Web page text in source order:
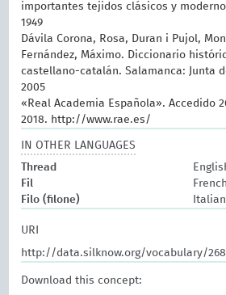
importantes tejidos clásicos y
1949
Dávila Corona, Rosa, Duran i Pujol,
Fernández, Máximo. Diccionario
castellano-catalán. Salamanca: Junta
2005
«Real Academia Española». Accedido
2018. http://www.rae.es/
IN OTHER LANGUAGES
Thread
Fil
French
Filo (filone)
Italian
URI
http://data.silknow.org/vocabulary/268
Download this concept: